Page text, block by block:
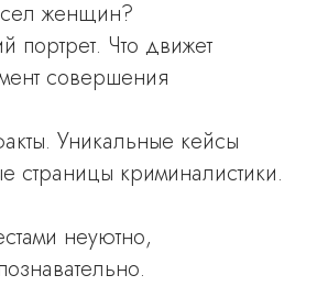
женщин?
п ортрет. Что движет
совершения
Уникальные кейсы
страницы криминалистики.
неуютно,